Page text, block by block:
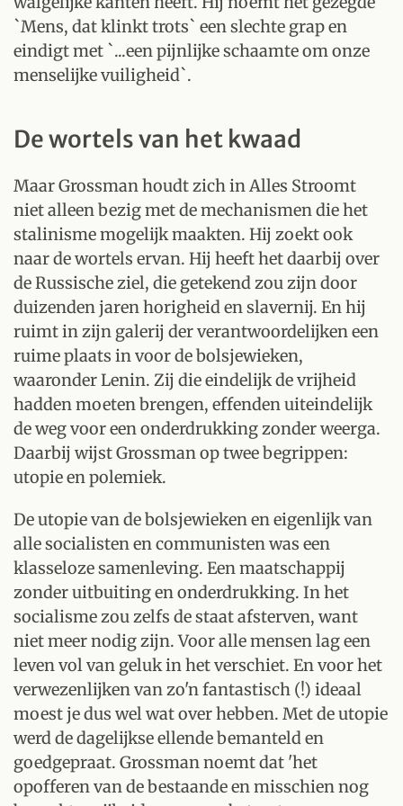
`Mens, dat klinkt trots` een slechte grap en
eindigt met `...een pijnlijke schaamte om onze
menselijke vuiligheid`.
De wortels van het kwaad
Maar Grossman houdt zich in Alles Stroomt
niet alleen bezig met de mechanismen die het
stalinisme mogelijk maakten. Hij zoekt ook
naar de wortels ervan. Hij heeft het daarbij over
de Russische ziel, die getekend zou zijn door
duizenden jaren horigheid en slavernij. En hij
ruimt in zijn galerij der verantwoordelijken een
ruime plaats in voor de bolsjewieken,
waaronder Lenin. Zij die eindelijk de vrijheid
hadden moeten brengen, effenden uiteindelijk
de weg voor een onderdrukking zonder weerga.
Daarbij wijst Grossman op twee begrippen:
utopie en polemiek.
De utopie van de bolsjewieken en eigenlijk van
alle socialisten en communisten was een
klasseloze samenleving. Een maatschappij
zonder uitbuiting en onderdrukking. In het
socialisme zou zelfs de staat afsterven, want
niet meer nodig zijn. Voor alle mensen lag een
leven vol van geluk in het verschiet. En voor het
verwezenlijken van zo'n fantastisch (!) ideaal
moest je dus wel wat over hebben. Met de utopie
werd de dagelijkse ellende bemanteld en
goedgepraat. Grossman noemt dat 'het
opofferen van de bestaande en misschien nog